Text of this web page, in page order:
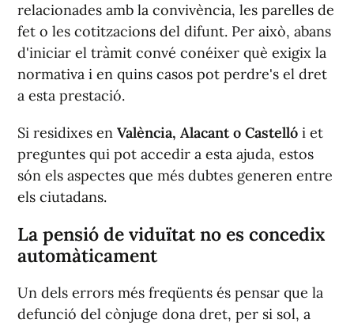
relacionades amb la convivència, les parelles de
fet o les cotitzacions del difunt. Per això, abans
d'iniciar el tràmit convé conéixer què exigix la
normativa i en quins casos pot perdre's el dret
a esta prestació.
Si residixes en València, Alacant o Castelló i et
preguntes qui pot accedir a esta ajuda, estos
són els aspectes que més dubtes generen entre
els ciutadans.
La pensió de viduïtat no es concedix
automàticament
Un dels errors més freqüents és pensar que la
defunció del cònjuge dona dret, per si sol, a